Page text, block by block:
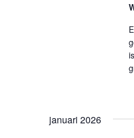
januari 2026